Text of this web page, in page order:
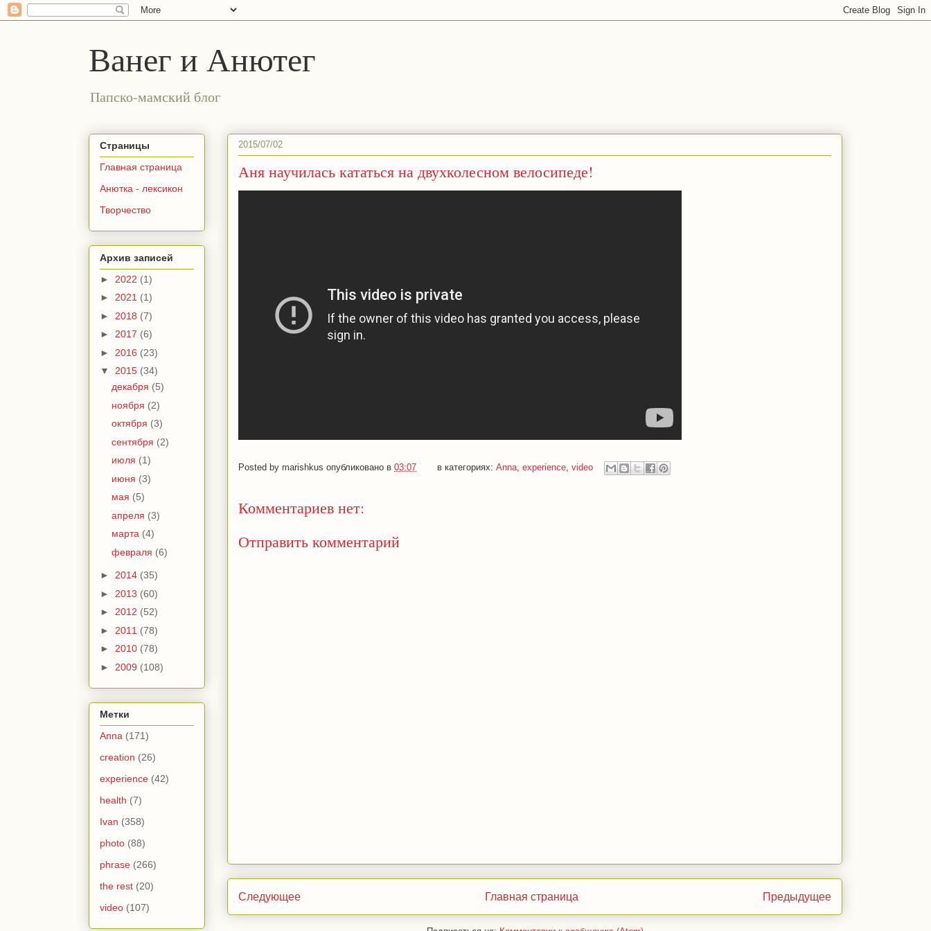
Ванег и Анютег
Папско-мамский блог
2015/07/02
Аня научилась кататься на двухколесном велосипеде!
Posted by marishkus опубликовано в 03:07 в категориях: Anna, experience, video
Комментариев нет:
Отправить комментарий
Следующее Предыдущее
Главная страница
Страницы
Главная страница
Анютка - лексикон
Творчество
Архив записей
► 2022 (1)
► 2021 (1)
► 2018 (7)
► 2017 (6)
► 2016 (23)
▼ 2015 (34)
декабря (5)
ноября (2)
октября (3)
сентября (2)
июля (1)
июня (3)
мая (5)
апреля (3)
марта (4)
февраля (6)
► 2014 (35)
► 2013 (60)
► 2012 (52)
► 2011 (78)
► 2010 (78)
► 2009 (108)
Метки
Anna (171)
creation (26)
experience (42)
health (7)
Ivan (358)
photo (88)
phrase (266)
the rest (20)
video (107)